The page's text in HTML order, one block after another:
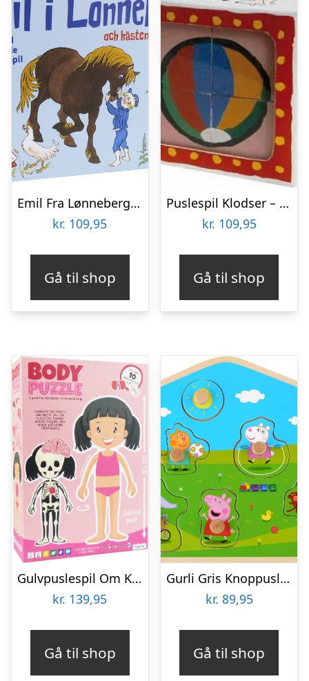
Emil Fra Lønneberg Gulvpuslespil
kr. 109,95
Gå til shop
Puslespil Klodser – Malle Mus – 4 Klodser
kr. 109,95
Gå til shop
Gulvpuslespil Om Kroppen – Pige
kr. 139,95
Gå til shop
Gurli Gris Knoppuslespil – Træpuslespil Med Knopper
kr. 89,95
Gå til shop